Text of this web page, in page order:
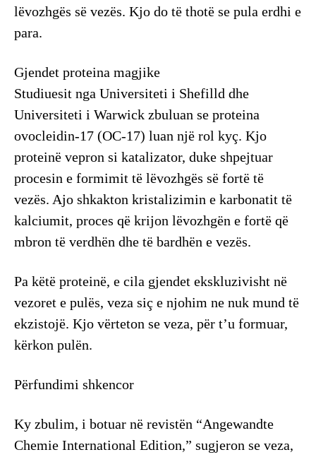
lëvozhgës së vezës. Kjo do të thotë se pula erdhi e
para.
​Gjendet proteina magjike
​Studiuesit nga Universiteti i Shefilld dhe
Universiteti i Warwick zbuluan se proteina
ovocleidin-17 (OC-17) luan një rol kyç. Kjo
proteinë vepron si katalizator, duke shpejtuar
procesin e formimit të lëvozhgës së fortë të
vezës. Ajo shkakton kristalizimin e karbonatit të
kalciumit, proces që krijon lëvozhgën e fortë që
mbron të verdhën dhe të bardhën e vezës.
​Pa këtë proteinë, e cila gjendet ekskluzivisht në
vezoret e pulës, veza siç e njohim ne nuk mund të
ekzistojë. Kjo vërteton se veza, për t’u formuar,
kërkon pulën.
​Përfundimi shkencor
​Ky zbulim, i botuar në revistën “Angewandte
Chemie International Edition,” sugjeron se veza,